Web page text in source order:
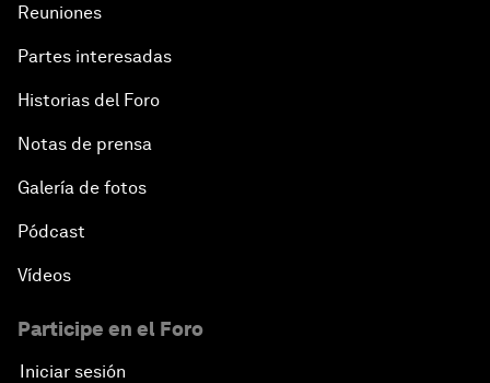
Reuniones
Partes interesadas
Historias del Foro
Notas de prensa
Galería de fotos
Pódcast
Vídeos
Participe en el Foro
Iniciar sesión